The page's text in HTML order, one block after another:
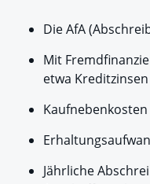
Die AfA
Mit
etwa Kreditzinsen
Kaufnebenkosten
Jährliche